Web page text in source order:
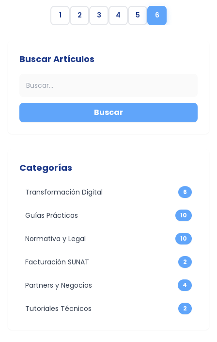
1 2 3 4 5 6
Buscar Artículos
Buscar
Categorías
Transformación Digital 6
Guías Prácticas 10
Normativa y Legal 10
Facturación SUNAT 2
Partners y Negocios 4
Tutoriales Técnicos 2